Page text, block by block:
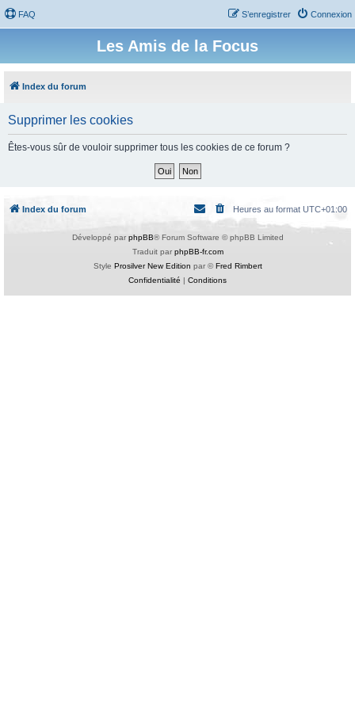
FAQ Connexion
S’enregistrer
Les Amis de la Focus
Index du forum
Supprimer les cookies
Êtes-vous sûr de vouloir supprimer tous les cookies de ce forum ?
Index du forum Heures au format UTC+01:00
Développé par phpBB® Forum Software © phpBB Limited
Traduit par phpBB-fr.com
Style Prosilver New Edition par ©Fred Rimbert
Confidentialité | Conditions